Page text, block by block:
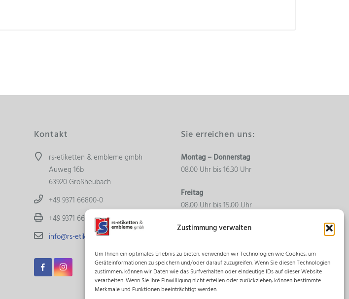
Zustimmung verwalten
Um Ihnen ein optimales Erlebnis zu bieten, verwenden wir Technologien wie Cookies, um
Geräteinformationen zu speichern und/oder darauf zuzugreifen. Wenn Sie diesen Technologien
zustimmen, können wir Daten wie das Surfverhalten oder eindeutige IDs auf dieser Website
verarbeiten. Wenn Sie ihre Einwilligung nicht erteilen oder zurückziehen, können bestimmte
Merkmale und Funktionen beeinträchtigt werden.
Kontakt
rs-etiketten & embleme gmbh
Auweg 16b
63920 Großheubach
+49 9371 66800-0
+49 9371 66800-19
info@rs-etiketten.de
Sie erreichen uns:
Montag – Donnerstag
08.00 Uhr bis 16.30 Uhr
Freitag
08.00 Uhr bis 15.00 Uhr